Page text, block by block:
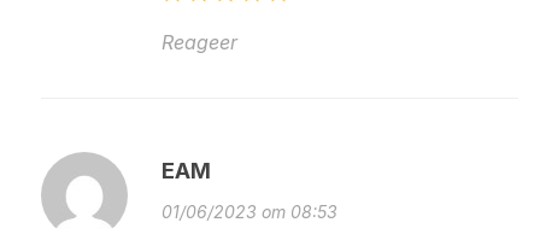
Reageer
EAM
01/06/2023 om 08:53